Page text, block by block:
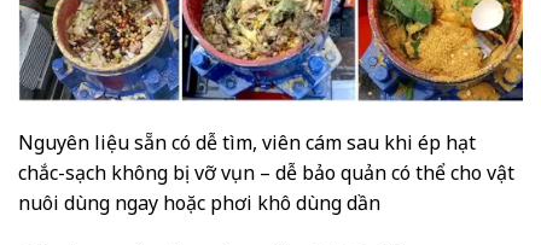
Nguyên liệu sẵn có dễ tìm, viên cám sau khi ép hạt
chắc-sạch không bị vỡ vụn – dễ bảo quản có thể cho vật
nuôi dùng ngay hoặc phơi khô dùng dần